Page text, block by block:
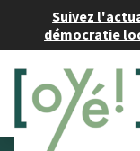
Suivez
démocratie